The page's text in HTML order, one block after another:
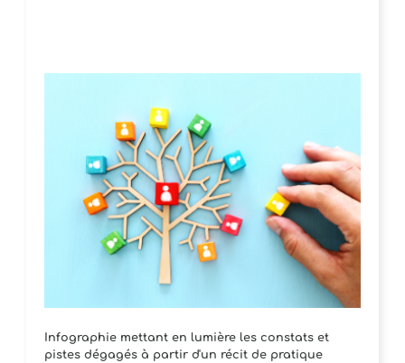
Infographie mettant en lumière les constats et
pistes dégagés à partir d'un récit de pratique